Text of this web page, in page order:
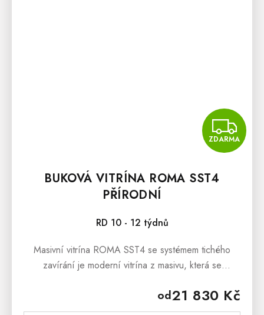
ZDARMA
BUKOVÁ VITRÍNA ROMA SST4
PŘÍRODNÍ
RD 10 - 12 týdnů
od21 830 Kč
Masivní vitrína ROMA SST4 se systémem tichého
zavírání je moderní vitrína z masivu, která se
kresbou. Masivní...